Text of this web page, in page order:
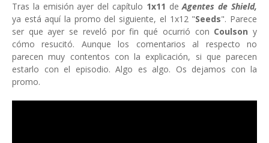
Tras la emisión ayer del capítulo 1x11 deAgentes de Shield,
ya está aquí la promo del siguiente, el 1x12 "Seeds". Parece
ser que ayer se reveló por fin qué ocurrió con Coulson y
cómo resucitó. Aunque los comentarios al respecto no
parecen muy contentos con la explicación, si que parecen
estarlo con el episodio. Algo es algo. Os dejamos con la
promo.